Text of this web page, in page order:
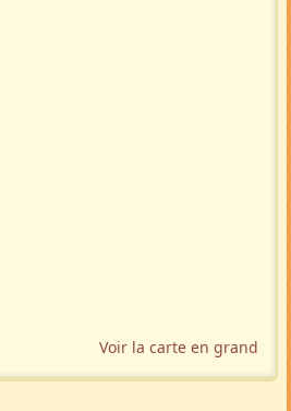
Voir la carte en grand